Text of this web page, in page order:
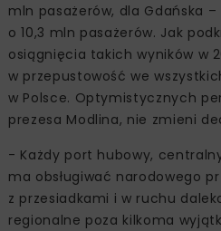
mln pasażerów, dla Gdańska
o 10,3 mln pasażerów. Jak
osiągnięcia takich wyników w
w przepustowość we
w Polsce. Optymistycznych
prezesa Modlina, nie zmieni
- Każdy port hubowy,
ma obsługiwać narodowego
z przesiadkami i w ruchu
regionalne poza kilkoma